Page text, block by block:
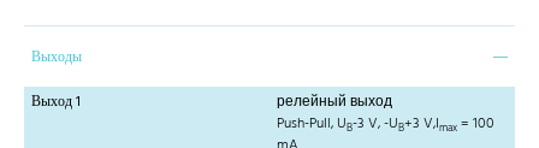
Выходы
Выход 1
релейный выход
Push-Pull, UB-3 V, -UB+3 V,Imax = 100